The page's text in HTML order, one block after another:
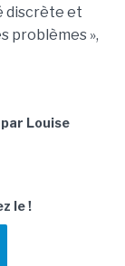
discrète et
problèmes »,
Louise
le !